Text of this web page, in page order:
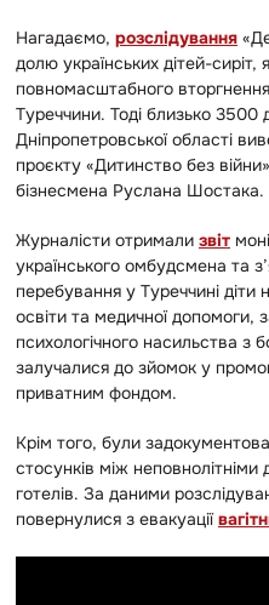
Нагадаємо, розслідування
долю українських дітей-сиріт,
повномасштабного
Туреччини. Тоді близько 3500
Дніпропетровської області
проєкту «Дитинство без
бізнесмена Руслана Шостака.
Журналісти отримали звіт
українського омбудсмена та
перебування у Туреччині
освіти та медичної допомоги,
психологічного насильства з
залучалися до зйомок у
приватним фондом.
Крім того, були
стосунків між
готелів. За даними
повернулися з евакуації